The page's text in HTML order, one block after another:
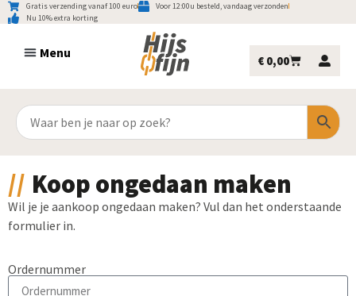
Gratis verzending vanaf 100 euro
Voor 12:00u besteld, vandaag verzonden
Nu 10% extra korting
€ 0,00
Koop ongedaan maken
Wil je je aankoop ongedaan maken? Vul dan het onderstaande
formulier in.
Ordernummer